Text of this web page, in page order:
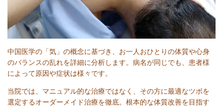
中国医学の「気」の概念に基づき、お一人おひとりの体質や心身
のバランスの乱れを詳細に分析します。病名が同じでも、患者様
によって原因や症状は様々です。
当院では、マニュアル的な治療ではなく、その方に最適なツボを
選定するオーダーメイド治療を徹底。根本的な体質改善を目指す